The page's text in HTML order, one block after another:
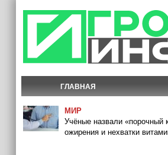
ГЛАВНАЯ
МИР
Учёные назвали «порочный
ожирения и нехватки